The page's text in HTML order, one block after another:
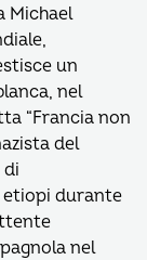
Michael
un
nel
“Francia non
del
di
etiopi durante
nel